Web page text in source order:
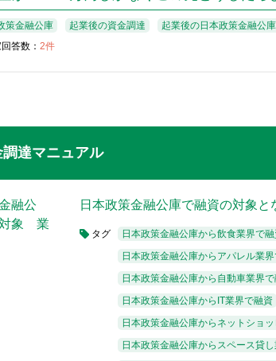
策金融公庫 起業後の資金調達 起業後の日本政策金融公
答数： 2件
調達マニュアル
日本政策金融公庫で融資の対象
タグ 日本政策金融公庫から飲食業界で
日本政策金融公庫からアパレル業
日本政策金融公庫から自動車業界
日本政策金融公庫からIT業界で融資
日本政策金融公庫からネットショ
日本政策金融公庫からスペース貸